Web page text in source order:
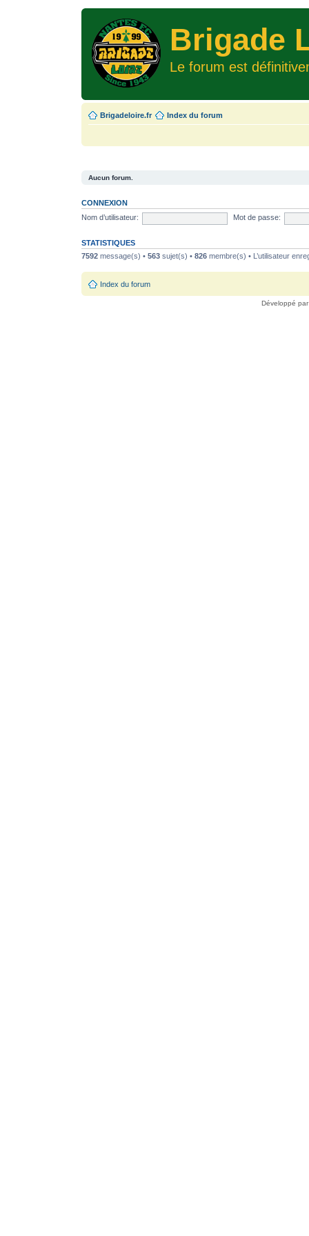
Brigade
Le forum est
Brigadeloire.fr Index du forum
Aucun forum.
CONNEXION
Nom d’utilisateur:
Mot de passe:
STATISTIQUES
7592 message(s) • 563 sujet(s) • 826 membre(s) • L’utilisateur
Index du forum
Développé